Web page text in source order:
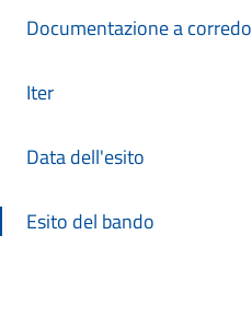
Documentazione a corredo
Iter
Data dell'esito
Esito del bando